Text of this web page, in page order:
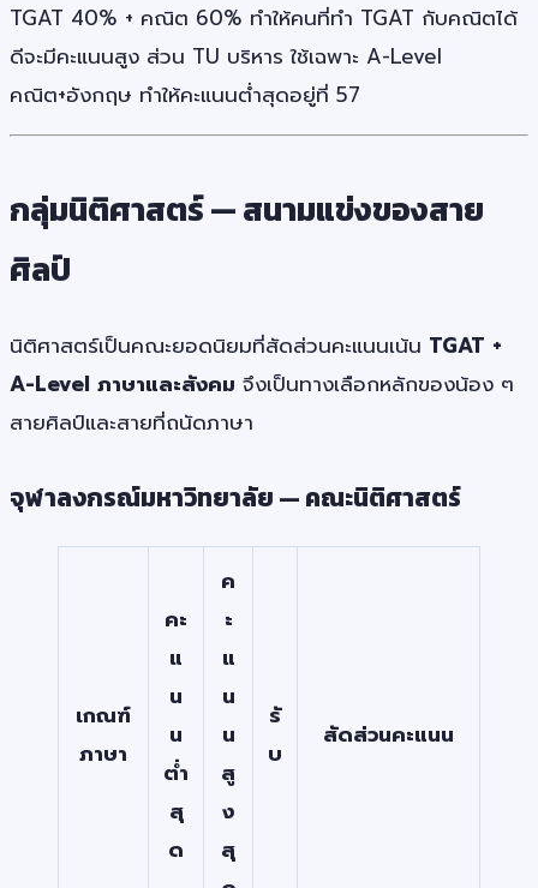
TGAT 40% + คณิต 60% ทำให้คนที่ทำ TGAT กับคณิตได้
ดีจะมีคะแนนสูง ส่วน TU บริหาร ใช้เฉพาะ A-Level
คณิต+อังกฤษ ทำให้คะแนนต่ำสุดอยู่ที่ 57
กลุ่มนิติศาสตร์ — สนามแข่งของสาย
ศิลป์
นิติศาสตร์เป็นคณะยอดนิยมที่สัดส่วนคะแนนเน้น TGAT +
A-Level ภาษาและสังคม จึงเป็นทางเลือกหลักของน้อง ๆ
สายศิลป์และสายที่ถนัดภาษา
จุฬาลงกรณ์มหาวิทยาลัย — คณะนิติศาสตร์
เกณฑ์
ภาษา
คะ
แ
น
น
ต่ำ
สุ
ด
ค
ะ
แ
น
น
สู
ง
สุ
รั
บ
สัดส่วนคะแนน